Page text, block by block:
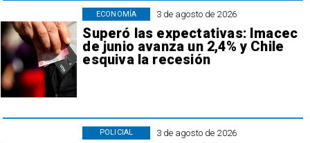
3 de agosto de 2026
Superó las expectativas: Imacec
de junio avanza un 2,4% y Chile
esquiva la recesión
ECONOMÍA
3 de agosto de 2026
POLICIAL